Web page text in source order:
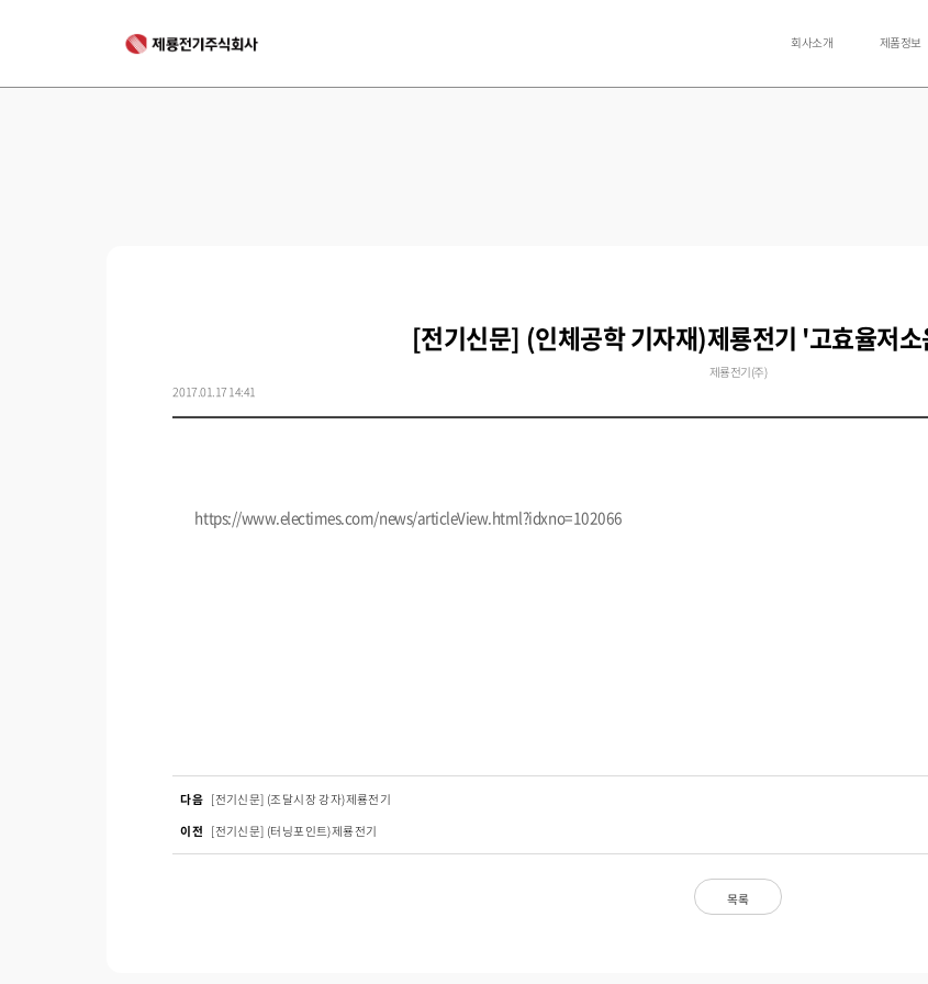
회사소개 제품정보
[전기신문] (인체공학 기자재)제룡전기 '고효율저
제룡전기(주)
2017.01.17 14:41
https://www.electimes.com/news/articleView.html?idxno=102066
목록
다음 [전기신문] (조달시장 강자)제룡전기
이전 [전기신문] (터닝포인트)제룡전기